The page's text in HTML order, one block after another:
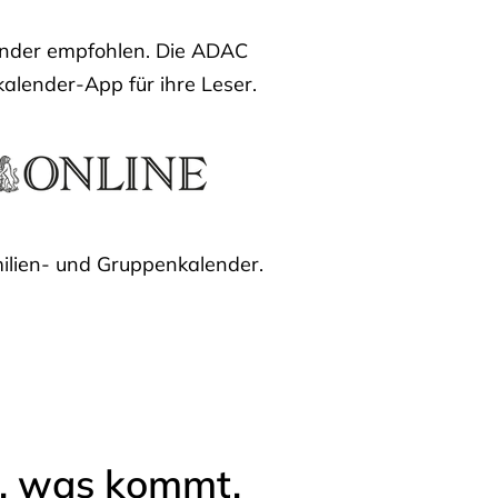
empfohlen. Die ADAC
App für ihre Leser.
und Gruppenkalender.
was kommt.